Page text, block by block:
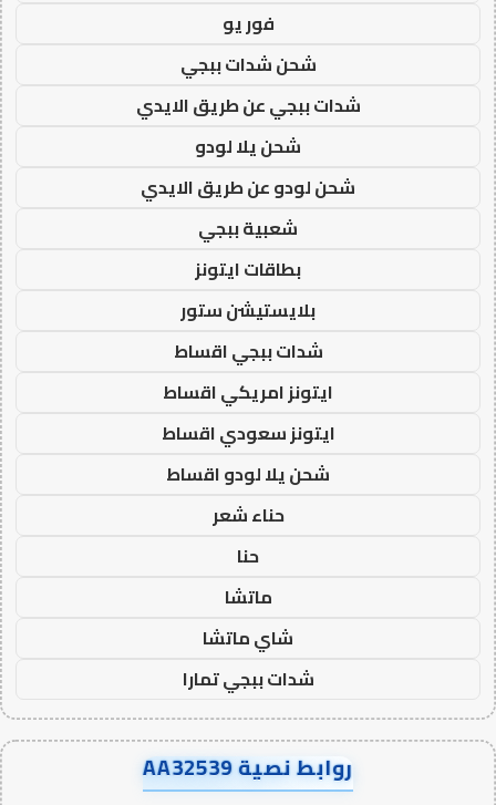
فور يو
شحن شدات ببجي
شدات ببجي عن طريق الايدي
شحن يلا لودو
شحن لودو عن طريق الايدي
شعبية ببجي
بطاقات ايتونز
بلايستيشن ستور
شدات ببجي اقساط
ايتونز امريكي اقساط
ايتونز سعودي اقساط
شحن يلا لودو اقساط
حناء شعر
حنا
ماتشا
شاي ماتشا
شدات ببجي تمارا
روابط نصية AA32539